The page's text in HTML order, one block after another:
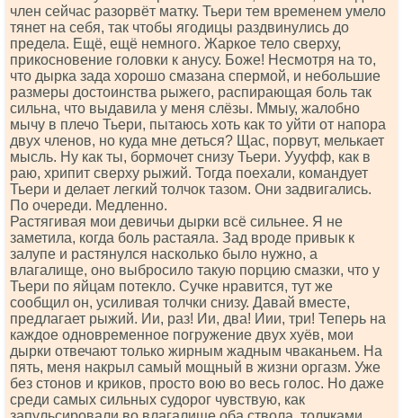
член сейчас разорвёт матку. Тьери тем временем умело
тянет на себя, так чтобы ягодицы раздвинулись до
предела. Ещё, ещё немного. Жаркое тело сверху,
прикосновение головки к анусу. Боже! Несмотря на то,
что дырка зада хорошо смазана спермой, и небольшие
размеры достоинства рыжего, распирающая боль так
сильна, что выдавила у меня слёзы. Ммыу, жалобно
мычу в плечо Тьери, пытаюсь хоть как то уйти от напора
двух членов, но куда мне деться? Щас, порвут, мелькает
мысль. Ну как ты, бормочет снизу Тьери. Уууфф, как в
раю, хрипит сверху рыжий. Тогда поехали, командует
Тьери и делает легкий толчок тазом. Они задвигались.
По очереди. Медленно.
Растягивая мои девичьи дырки всё сильнее. Я не
заметила, когда боль растаяла. Зад вроде привык к
залупе и растянулся насколько было нужно, а
влагалище, оно выбросило такую порцию смазки, что у
Тьери по яйцам потекло. Сучке нравится, тут же
сообщил он, усиливая толчки снизу. Давай вместе,
предлагает рыжий. Ии, раз! Ии, два! Иии, три! Теперь на
каждое одновременное погружение двух хуёв, мои
дырки отвечают только жирным жадным чваканьем. На
пять, меня накрыл самый мощный в жизни оргазм. Уже
без стонов и криков, просто вою во весь голос. Но даже
среди самых сильных судорог чувствую, как